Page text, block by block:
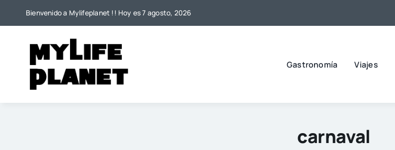
Bienvenido a Mylifeplanet !! Hoy es 7 agosto, 2026
Gastronomía Viajes
carnaval